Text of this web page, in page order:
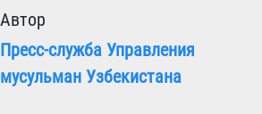
Автор
Пресс-служба Управления
мусульман Узбекистана